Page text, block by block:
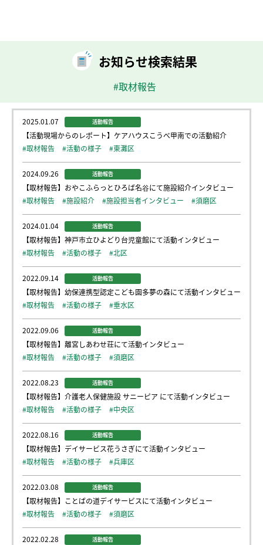
お知らせ検索結果
#取材報告
2025.01.07 活動報告
【活動現場からのレポート】ケアハウスこうべ甲南での活動紹介
#取材報告
#活動の様子 #東灘区
2024.09.26 活動報告
【取材報告】おやこふらっとひろば名谷にて施設紹介インタビュー
#取材報告
#施設紹介 #施設担当者インタビュー #須磨区
2024.01.04 活動報告
【取材報告】神戸市立ひよどり台児童館にて活動インタビュー
#取材報告
#活動の様子 #北区
2022.09.14 活動報告
【取材報告】幼保連携型認定こども園多夢の森にて活動インタビュー
#取材報告
#活動の様子 #垂水区
2022.09.06 活動報告
【取材報告】離宮しあわせ荘にて活動インタビュー
#取材報告
#活動の様子 #須磨区
2022.08.23 活動報告
【取材報告】介護老人保健施設 サニーピア にて活動インタビュー
#取材報告
#活動の様子 #中央区
2022.08.16 活動報告
【取材報告】デイサービス花うさぎにて活動インタビュー
#取材報告
#活動の様子 #兵庫区
2022.03.08 活動報告
【取材報告】ことばの道デイサービスにて活動インタビュー
#取材報告
#活動の様子 #須磨区
2022.02.28 活動報告